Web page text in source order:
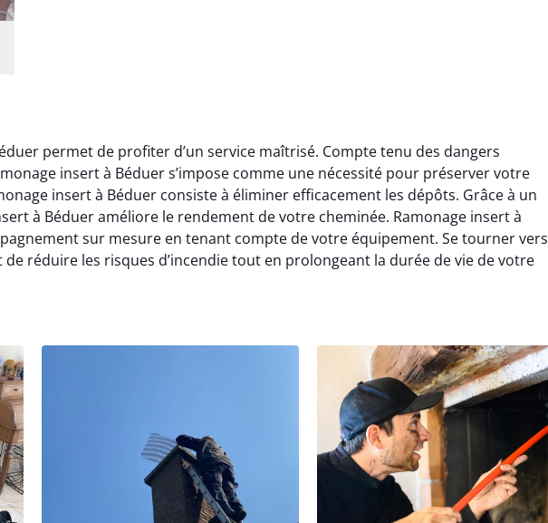
permet de profiter d’un service maîtrisé. Compte tenu des dangers
insert à Béduer s’impose comme une nécessité pour préserver votre
insert à Béduer consiste à éliminer efficacement les dépôts. Grâce à un
à Béduer améliore le rendement de votre cheminée. Ramonage insert à
sur mesure en tenant compte de votre équipement. Se tourner vers
réduire les risques d’incendie tout en prolongeant la durée de vie de votre